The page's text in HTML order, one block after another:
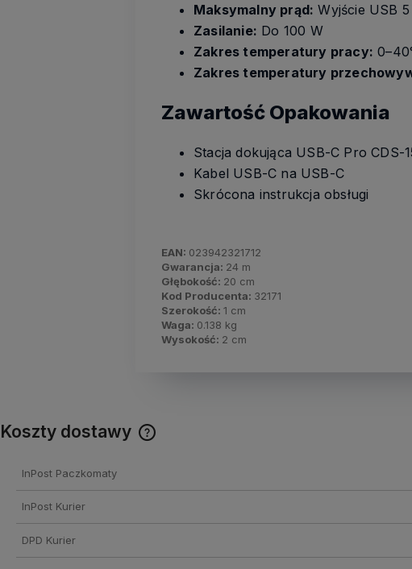
Maksymalny prąd: Wyjście USB
Zasilanie: Do 100 W
Zakres temperatury pracy:
Zakres temperatury
Zawartość Opakowania
Stacja dokująca USB-C Pro CDS-
Kabel USB-C na USB-C
Skrócona instrukcja obsługi
EAN: 023942321712
Gwarancja: 24 m
Głębokość: 20 cm
Kod Producenta: 32171
Szerokość: 1 cm
Waga: 0.138 kg
Wysokość: 2 cm
Koszty dostawy
InPost Paczkomaty
InPost Kurier
DPD Kurier